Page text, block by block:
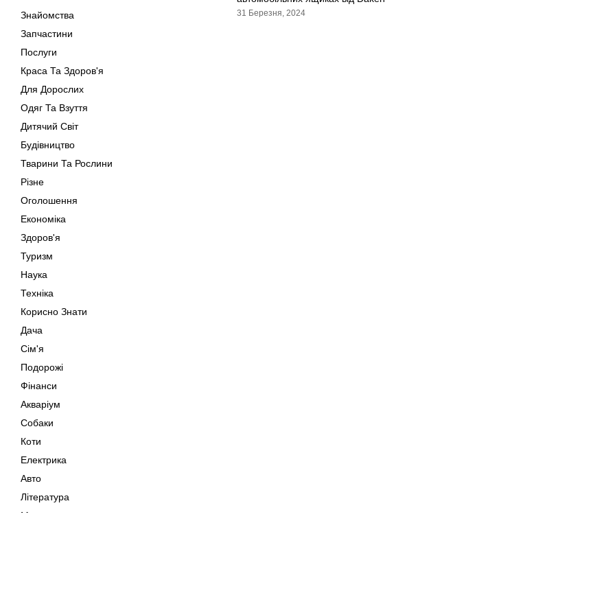
Знайомства
Запчастини
Послуги
Краса Та Здоров'я
Для Дорослих
Одяг Та Взуття
Дитячий Світ
Будівництво
Тварини Та Рослини
Різне
Оголошення
Економіка
Здоров'я
Туризм
Наука
Техніка
Корисно Знати
Дача
Сім'я
Подорожі
Фінанси
Акваріум
Собаки
Коти
Електрика
Авто
Література
Музика
31 Березня, 2024